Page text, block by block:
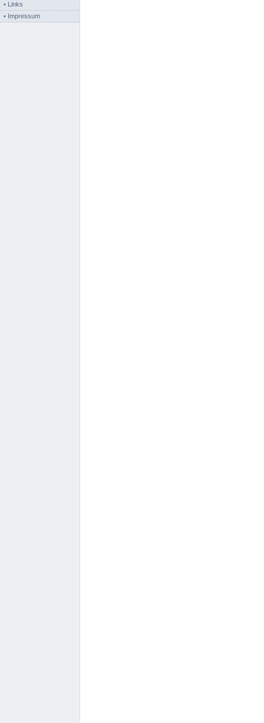
• Links
• Impressum